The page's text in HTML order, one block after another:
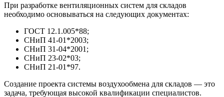
При разработке вентиляционных систем для складов
необходимо основываться на следующих документах:
ГОСТ 12.1.005*88;
СНиП 41-01*2003;
СНиП 31-04*2001;
СНиП 23-02*03;
СНиП 21-01*97.
Создание проекта системы воздухообмена для складов — это
задача, требующая высокой квалификации специалистов.